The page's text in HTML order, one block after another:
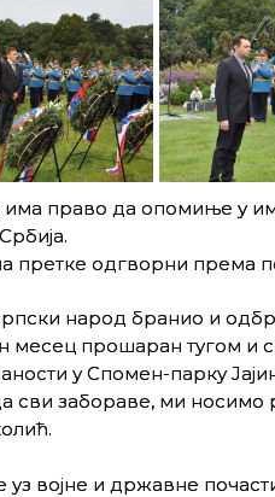
има право да опомиње у
претке одгворни према
народ бранио и
месец прошаран тугом и
у Спомен-парку
сви забораве, ми
воjне и државне